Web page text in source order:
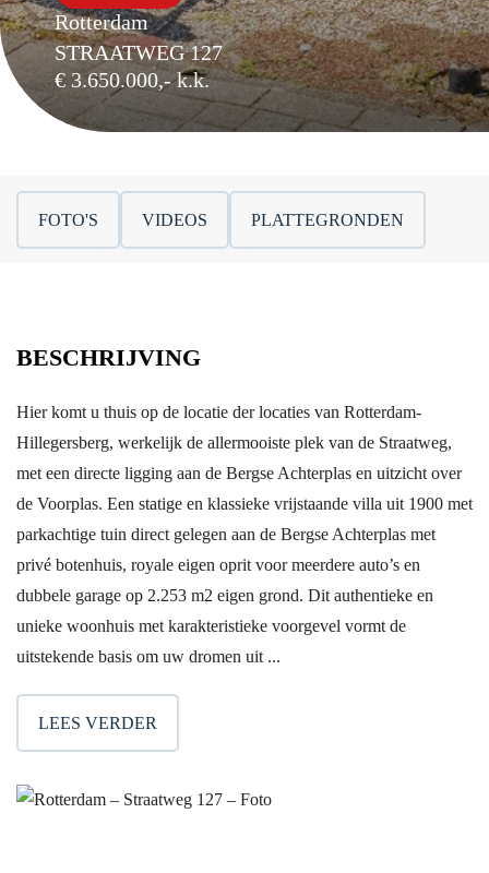
Rotterdam
STRAATWEG 127
€ 3.650.000,- k.k.
FOTO'S VIDEOS PLATTEGRONDEN
BESCHRIJVING
Hier komt u thuis op de locatie der locaties van Rotterdam-
Hillegersberg, werkelijk de allermooiste plek van de Straatweg,
met een directe ligging aan de Bergse Achterplas en uitzicht over
de Voorplas. Een statige en klassieke vrijstaande villa uit 1900 met
parkachtige tuin direct gelegen aan de Bergse Achterplas met
privé botenhuis, royale eigen oprit voor meerdere auto’s en
dubbele garage op 2.253 m2 eigen grond. Dit authentieke en
unieke woonhuis met karakteristieke voorgevel vormt de
uitstekende basis om uw dromen uit ...
LEES VERDER